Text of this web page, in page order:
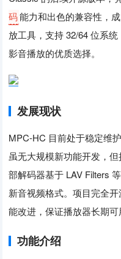
码能力和出色的兼容性，
放工具，支持 32/64 位系
影音播放的优质选择。
发展现状
MPC-HC 目前处于稳定维
虽无大规模新功能开发，
部解码器基于 LAV Filters
新音视频格式。项目完全
能改进，保证播放器长期可
功能介绍